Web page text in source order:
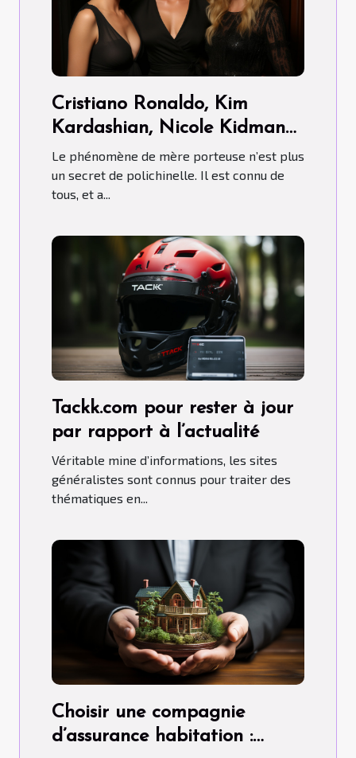
Cristiano Ronaldo, Kim
Kardashian, Nicole Kidman…
ont-ils fait recours aux Mères
porteuses ?
Le phénomène de mère porteuse n’est plus
un secret de polichinelle. Il est connu de
tous, et a...
Tackk.com pour rester à jour
par rapport à l’actualité
Véritable mine d’informations, les sites
généralistes sont connus pour traiter des
thématiques en...
Choisir une compagnie
d’assurance habitation :